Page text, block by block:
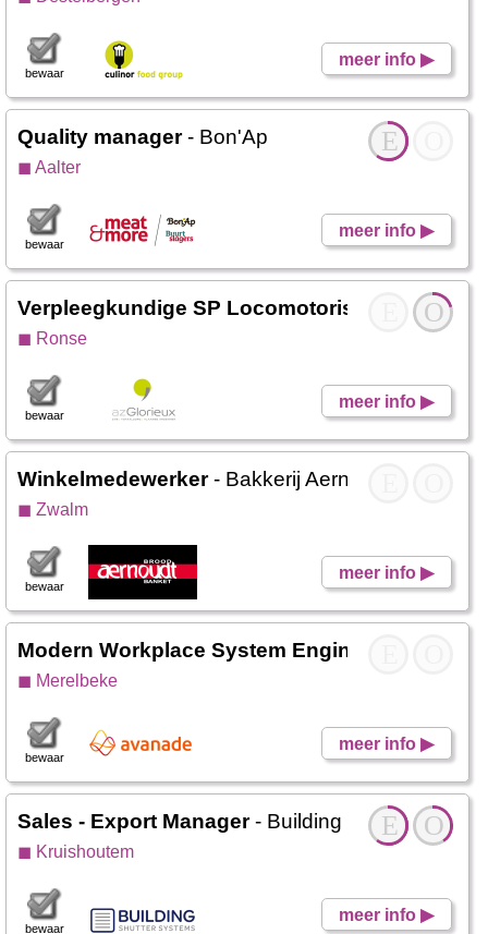
meer info ▶
bewaar
E
Quality manager- Bon'Ap
◼ Aalter
meer info ▶
bewaar
O
Verpleegkundige SP Locomotorisch/ Geriatrie
◼ Ronse
meer info ▶
bewaar
Winkelmedewerker- Bakkerij Aernoudt Zwalm
◼ Zwalm
meer info ▶
bewaar
Modern Workplace System Engineer
◼ Merelbeke
meer info ▶
bewaar
O
E
Sales - Export Manager- Building Shutter
◼ Kruishoutem
meer info ▶
bewaar